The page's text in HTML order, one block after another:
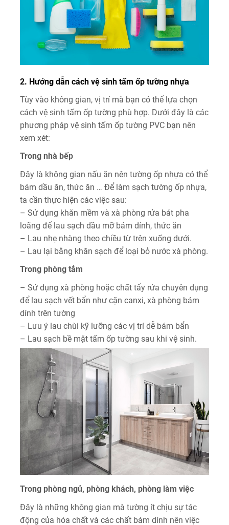
2. Hướng dẫn cách vệ sinh tấm ốp tường nhựa
Tùy vào không gian, vị trí mà bạn có thể lựa chọn
cách vệ sinh tấm ốp tường phù hợp. Dưới đây là các
phương pháp vệ sinh tấm ốp tường PVC bạn nên
xem xét:
Trong nhà bếp
Đây là không gian nấu ăn nên tường ốp nhựa có thể
bám dầu ăn, thức ăn … Để làm sạch tường ốp nhựa,
ta cần thực hiện các việc sau:
– Sử dụng khăn mềm và xà phòng rửa bát pha
loãng để lau sạch dầu mỡ bám dính, thức ăn
– Lau nhẹ nhàng theo chiều từ trên xuống dưới.
– Lau lại bằng khăn sạch để loại bỏ nước xà phòng.
Trong phòng tắm
– Sử dụng xà phòng hoặc chất tẩy rửa chuyên dụng
để lau sạch vết bẩn như cặn canxi, xà phòng bám
dính trên tường
– Lưu ý lau chùi kỹ lưỡng các vị trí dễ bám bẩn
– Lau sạch bề mặt tấm ốp tường sau khi vệ sinh.
Trong phòng ngủ, phòng khách, phòng làm việc
Đây là những không gian mà tường ít chịu sự tác
động của hóa chất và các chất bám dính nên việc